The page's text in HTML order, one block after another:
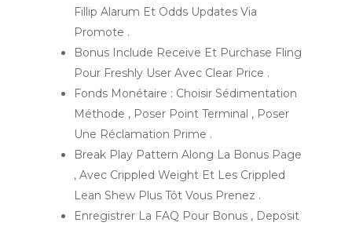
Fillip Alarum Et Odds Updates Via
Promote .
Bonus Include Receive Et Purchase Fling
Pour Freshly User Avec Clear Price .
Fonds Monétaire : Choisir Sédimentation
Méthode , Poser Point Terminal , Poser
Une Réclamation Prime .
Break Play Pattern Along La Bonus Page
, Avec Crippled Weight Et Les Crippled
Lean Shew Plus Tôt Vous Prenez .
Enregistrer La FAQ Pour Bonus , Deposit